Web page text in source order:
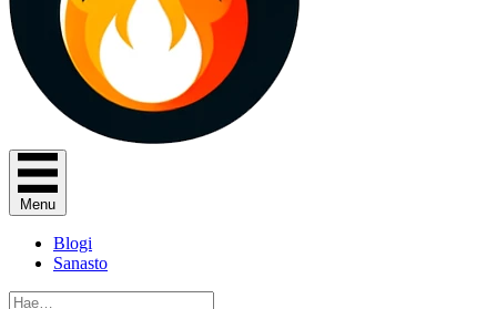
Menu
Blogi
Sanasto